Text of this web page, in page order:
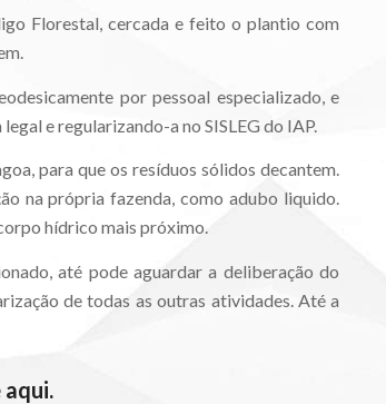
Florestal, cercada e feito o plantio com
por pessoal especializado, e
e regularizando-a no SISLEG do IAP.
para que os resíduos sólidos decantem.
na própria fazenda, como adubo liquido.
hídrico mais próximo.
até pode aguardar a deliberação do
de todas as outras atividades. Até a
aqui.